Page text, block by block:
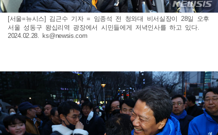
[서울=뉴시스] 김근수 기자 = 임종석 전 청와대 비서실장이 28일 오후
서울 성동구 왕십리역 광장에서 시민들에게 저녁인사를 하고 있다.
2024.02.28. ks@newsis.com